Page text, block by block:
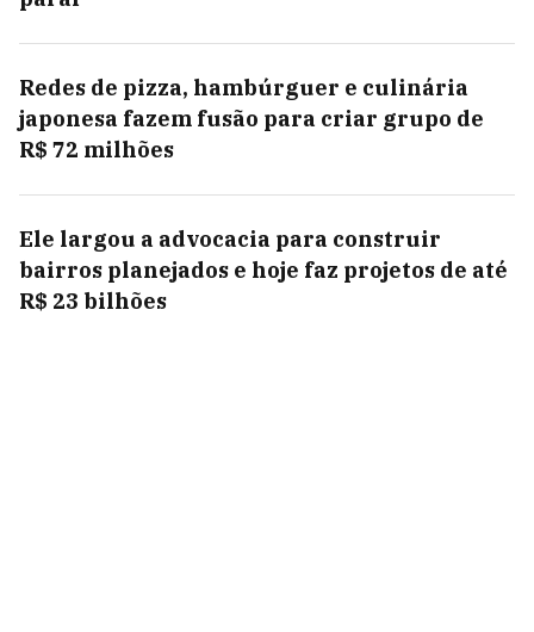
Redes de pizza, hambúrguer e culinária
japonesa fazem fusão para criar grupo de
R$ 72 milhões
Ele largou a advocacia para construir
bairros planejados e hoje faz projetos de até
R$ 23 bilhões